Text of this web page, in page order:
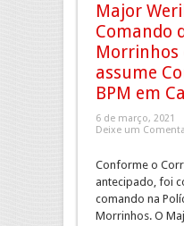
Major
Comando
Morrinhos
assume
BPM em
6 de março, 2021
Deixe um
Conforme o
antecipado, foi
comando na
Morrinhos. O